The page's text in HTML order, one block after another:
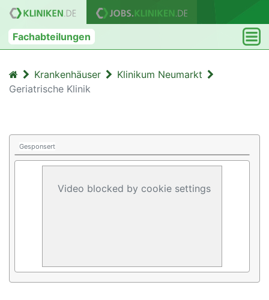
Fachabteilungen
Krankenhäuser
Klinikum Neumarkt
Geriatrische Klinik
Gesponsert
Video blocked by cookie settings